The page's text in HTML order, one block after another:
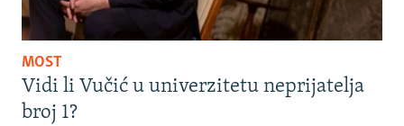
MOST
Vidi li Vučić u univerzitetu neprijatelja
broj 1?